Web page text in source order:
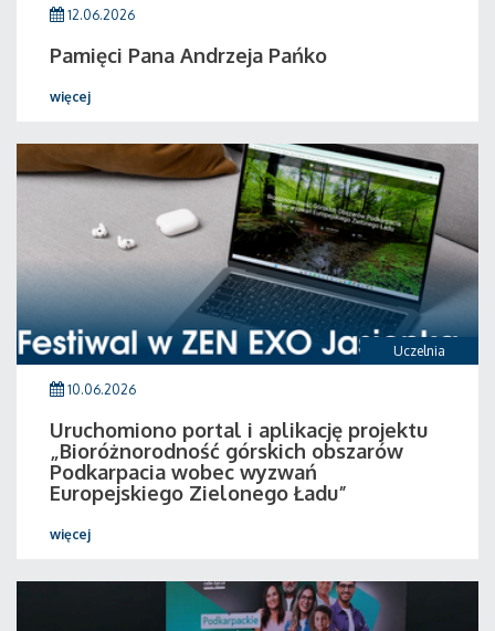
12.06.2026
Pamięci Pana Andrzeja Pańko
więcej
Uczelnia
10.06.2026
Uruchomiono portal i aplikację projektu
„Bioróżnorodność górskich obszarów
Podkarpacia wobec wyzwań
Europejskiego Zielonego Ładu”
więcej